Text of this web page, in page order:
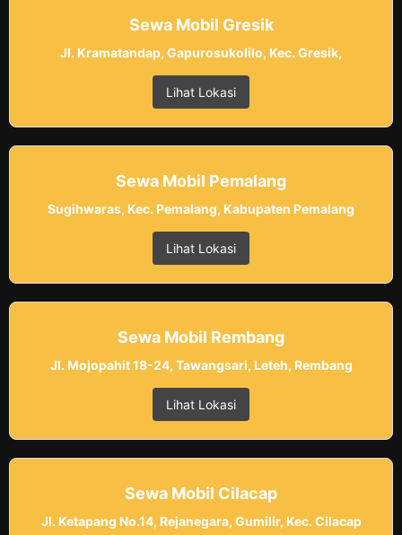
Sewa Mobil Gresik
Jl. Kramatandap, Gapurosukolilo, Kec. Gresik,
Lihat Lokasi
Sewa Mobil Pemalang
Sugihwaras, Kec. Pemalang, Kabupaten Pemalang
Lihat Lokasi
Sewa Mobil Rembang
Jl. Mojopahit 18-24, Tawangsari, Leteh, Rembang
Lihat Lokasi
Sewa Mobil Cilacap
Jl. Ketapang No.14, Rejanegara, Gumilir, Kec. Cilacap